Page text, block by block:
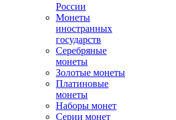
России
Монеты
иностранных
государств
Серебряные
монеты
Золотые монеты
Платиновые
монеты
Наборы монет
Серии монет